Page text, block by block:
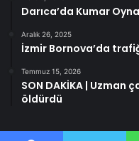
Darıca’da Kumar
Aralık 26, 2025
İzmir Bornova’da
Temmuz 15, 2026
SON DAKİKA | Uzman
öldürdü